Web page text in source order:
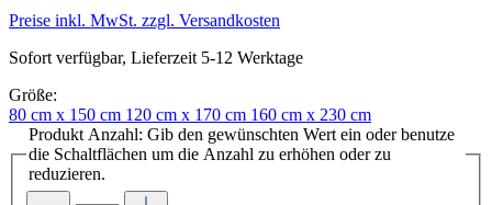
Preise inkl. MwSt. zzgl. Versandkosten
Sofort verfügbar, Lieferzeit 5-12 Werktage
Größe:
80 cm x 150 cm 120 cm x 170 cm 160 cm x 230 cm
Produkt Anzahl: Gib den gewünschten Wert ein oder benutze
die Schaltflächen um die Anzahl zu erhöhen oder zu
reduzieren.